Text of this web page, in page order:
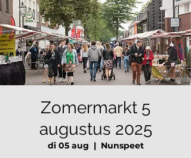
Zomermarkt 5
augustus 2025
di 05 aug
  |
Nunspeet